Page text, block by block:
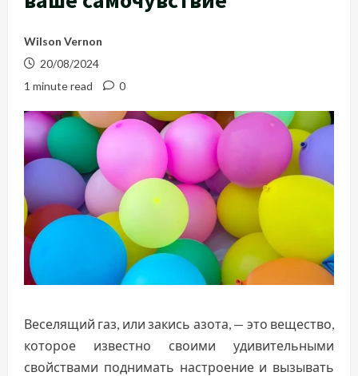
Wilson Vernon
20/08/2024
1 minute read
0
Веселящий газ, или закись азота, — это вещество,
которое известно своими удивительными
свойствами поднимать настроение и вызывать